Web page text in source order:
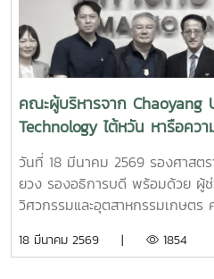
คณะผู้บริหารจาก Chaoyang
Technology ไต้หวัน หารือคว
ปฏิบัติการ International
(INTECT Base)
วันที่ 18 มีนาคม 2569 รองศาสต
ยวง รองอธิการบดี พร้อมด้วย
วิศวกรรมและอุตสาหกรรมเกษต
วิทยาลัยนานาชาติ ให้การต้อนรับ
18 มีนาคม 2569 | 1854